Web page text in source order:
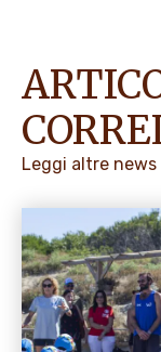
Leggi altre